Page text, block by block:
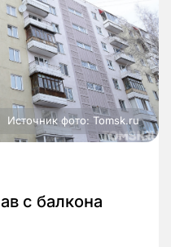
Источник фото: Tomsk.ru
с балкона